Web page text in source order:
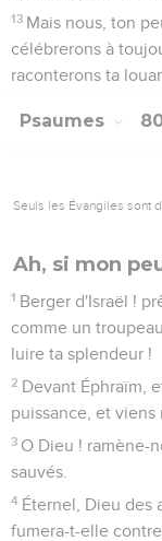
13 Mais nous, ton
célébrerons à
raconterons ta
Psaumes
Seuls les Évangiles sont
Ah, si mon
1 Berger d'Israël !
comme un
luire ta splendeur !
2 Devant Éphraïm,
puissance, et viens
3 O Dieu ! ramène-
sauvés.
4 Éternel, Dieu des
fumera-t-elle